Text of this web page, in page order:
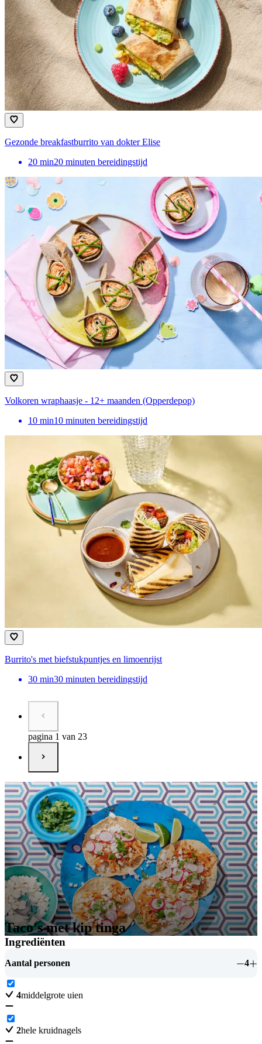
Gezonde breakfastburrito van dokter Elise
20 min20 minuten bereidingstijd
Volkoren wraphaasje - 12+ maanden (Opperdepop)
10 min10 minuten bereidingstijd
Burrito's met biefstukpuntjes en limoenrijst
30 min30 minuten bereidingstijd
pagina 1 van 23
Taco's met kip tinga
Ingrediënten
Aantal personen 4
4middelgrote uien
2hele kruidnagels